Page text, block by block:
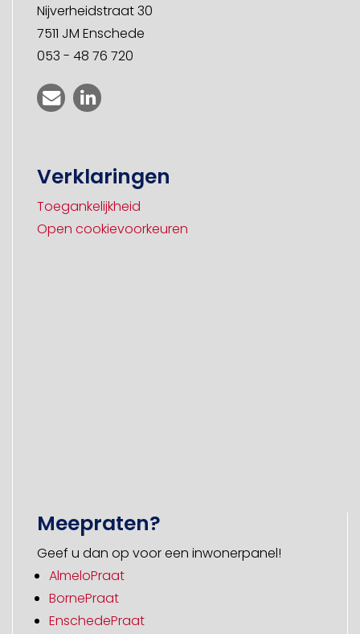
Nijverheidstraat 30
7511 JM Enschede
053 - 48 76 720
Verklaringen
Toegankelijkheid
Open cookievoorkeuren
Meepraten?
Geef u dan op voor een inwonerpanel!
AlmeloPraat
BornePraat
EnschedePraat